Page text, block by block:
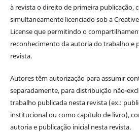
à revista o direito de primeira publicação,
simultaneamente licenciado sob a
License que permitindo o
reconhecimento da autoria do trabalho e
revista.
Autores têm autorização para assumir
separadamente, para distribuição não-
trabalho publicada nesta revista (ex.:
institucional ou como capítulo de livro),
autoria e publicação inicial nesta revista.